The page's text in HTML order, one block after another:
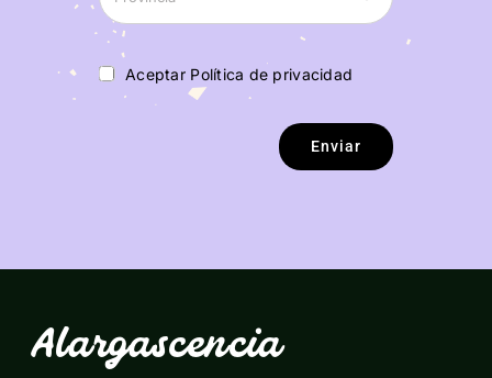
Aceptar Política de privacidad
Enviar
Alargascencia